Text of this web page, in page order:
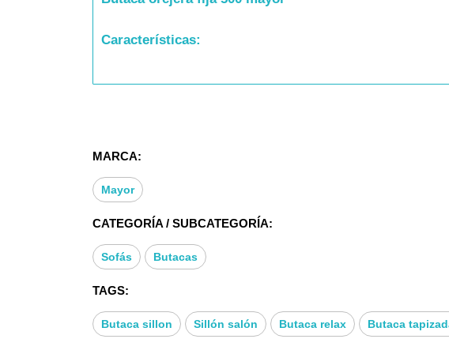
Características:
* ARMAZON: MACIZO DE MADERA DE PINO Y ASIENTO
* ASIENTO: GOMA 30 KG., RECUBIERTO DE FIBRA
* RESPALDO: GOMA 25 KG., SUPERSUAVE
MARCA:
Mayor
CATEGORÍA / SUBCATEGORÍA:
Sofás Butacas
TAGS:
Butaca sillon Sillón salón Butaca relax Butaca